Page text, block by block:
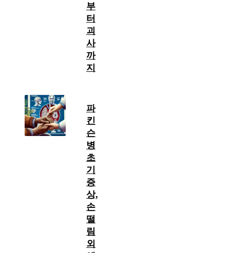
부
터
괴
사
까
지
파
킨
슨
병
초
기
증
상,
손
떨
림
외